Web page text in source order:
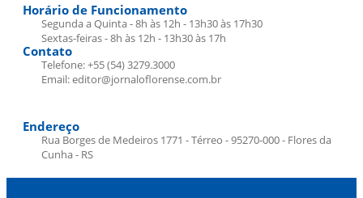
Horário de Funcionamento
Segunda a Quinta - 8h às 12h - 13h30 às 17h30
Sextas-feiras - 8h às 12h - 13h30 às 17h
Contato
Telefone: +55 (54) 3279.3000
Email: editor@jornaloflorense.com.br
Endereço
Rua Borges de Medeiros 1771 - Térreo - 95270-000 - Flores da
Cunha - RS